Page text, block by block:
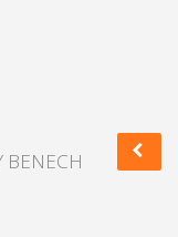
BENECH